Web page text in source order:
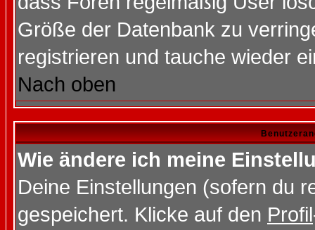
Größe der Datenbank zu
registrieren und tauche wieder
Nach oben
Wie ändere ich meine
Deine Einstellungen (sofern du
gespeichert. Klicke auf den Profil